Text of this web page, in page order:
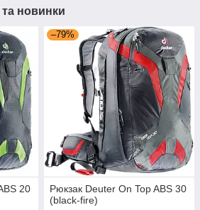
та новинки
20
–79%
Рюкзак Deuter On Top ABS 30
(black-fire)